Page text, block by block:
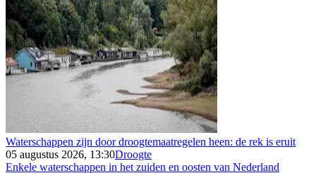
Waterschappen zijn door droogtemaatregelen heen: de rek is eruit
05 augustus 2026, 13:30Droogte
Enkele waterschappen in het zuiden en oosten van Nederland